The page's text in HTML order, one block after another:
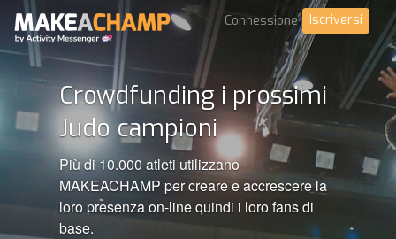
Connessione Iscriversi
Crowdfunding i prossimi
Judo campioni
Più di 10.000 atleti utilizzano
MAKEACHAMP per creare e accrescere la
loro presenza on-line quindi i loro fans di
base.